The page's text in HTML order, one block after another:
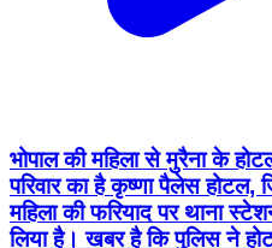
भोपाल की महिला से मुरैना के
परिवार का है कृष्णा पैलेस होटल,
महिला की फरियाद पर थाना
लिया है। खबर है कि पुलिस ने